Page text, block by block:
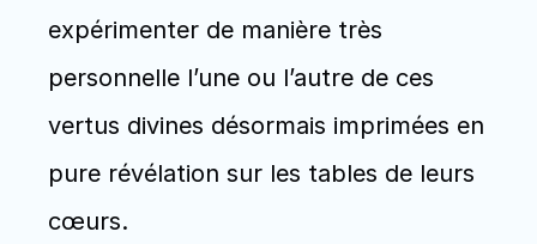
expérimenter de manière très
personnelle l’une ou l’autre de ces
vertus divines désormais imprimées en
pure révélation sur les tables de leurs
cœurs.